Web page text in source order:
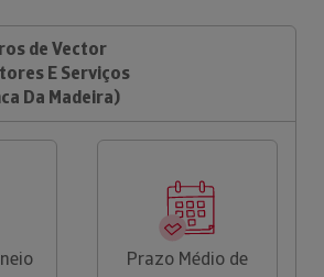
de Vector
E Serviços
Da Madeira)
Prazo Médio de